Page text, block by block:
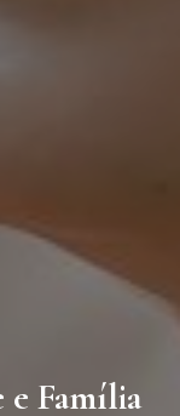
e Família